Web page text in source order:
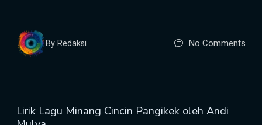
By Redaksi No Comments
Lirik Lagu Minang Cincin Pangikek oleh Andi